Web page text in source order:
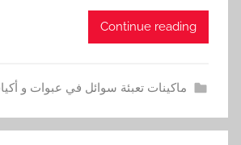
Continue reading
ماكينات تعبئة سوائل في عبوات و